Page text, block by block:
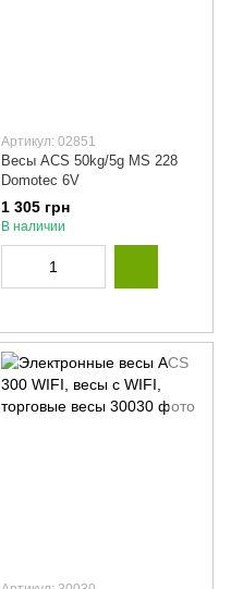
Артикул: 02851
Весы ACS 50kg/5g MS 228
Domotec 6V
1 305 грн
В наличии